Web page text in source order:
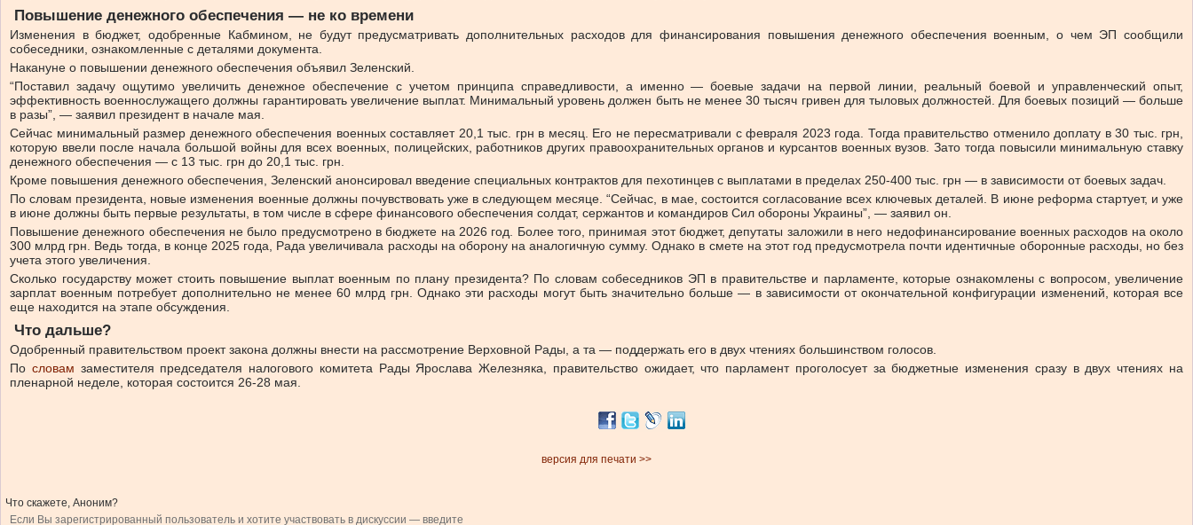
Повышение денежного обеспечения — не ко времени
Изменения в бюджет, одобренные Кабмином, не будут предусматривать дополнительных расходов для финансирования повышения денежного обеспечения военным, о чем ЭП сообщили
собеседники, ознакомленные с деталями документа.
Накануне о повышении денежного обеспечения объявил Зеленский.
“Поставил задачу ощутимо увеличить денежное обеспечение с учетом принципа справедливости, а именно — боевые задачи на первой линии, реальный боевой и управленческий опыт,
эффективность военнослужащего должны гарантировать увеличение выплат. Минимальный уровень должен быть не менее 30 тысяч гривен для тыловых должностей. Для боевых позиций — больше
в разы”, — заявил президент в начале мая.
Сейчас минимальный размер денежного обеспечения военных составляет 20,1 тыс. грн в месяц. Его не пересматривали с февраля 2023 года. Тогда правительство отменило доплату в 30 тыс. грн,
которую ввели после начала большой войны для всех военных, полицейских, работников других правоохранительных органов и курсантов военных вузов. Зато тогда повысили минимальную ставку
денежного обеспечения — с 13 тыс. грн до 20,1 тыс. грн.
Кроме повышения денежного обеспечения, Зеленский анонсировал введение специальных контрактов для пехотинцев с выплатами в пределах 250-400 тыс. грн — в зависимости от боевых задач.
По словам президента, новые изменения военные должны почувствовать уже в следующем месяце. “Сейчас, в мае, состоится согласование всех ключевых деталей. В июне реформа стартует, и уже
в июне должны быть первые результаты, в том числе в сфере финансового обеспечения солдат, сержантов и командиров Сил обороны Украины”, — заявил он.
Повышение денежного обеспечения не было предусмотрено в бюджете на 2026 год. Более того, принимая этот бюджет, депутаты заложили в него недофинансирование военных расходов на около
300 млрд грн. Ведь тогда, в конце 2025 года, Рада увеличивала расходы на оборону на аналогичную сумму. Однако в смете на этот год предусмотрела почти идентичные оборонные расходы, но без
учета этого увеличения.
Сколько государству может стоить повышение выплат военным по плану президента? По словам собеседников ЭП в правительстве и парламенте, которые ознакомлены с вопросом, увеличение
зарплат военным потребует дополнительно не менее 60 млрд грн. Однако эти расходы могут быть значительно больше — в зависимости от окончательной конфигурации изменений, которая все
еще находится на этапе обсуждения.
Что дальше?
Одобренный правительством проект закона должны внести на рассмотрение Верховной Рады, а та — поддержать его в двух чтениях большинством голосов.
По словам заместителя председателя налогового комитета Рады Ярослава Железняка, правительство ожидает, что парламент проголосует за бюджетные изменения сразу в двух чтениях на
пленарной неделе, которая состоится 26-28 мая.
версия для печати >>
Что скажете, Аноним?
Если Вы зарегистрированный пользователь и хотите участвовать в дискуссии — введите